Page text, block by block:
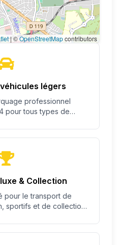
|©OpenStreetMapcontributors
légers
professionnel
pour tous types de
& Collection
pour le transport de
sportifs et de collection